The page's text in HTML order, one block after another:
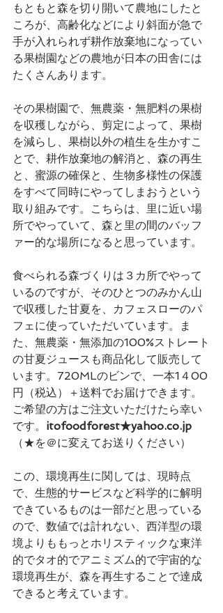
もともと森を切り開いて農地にしたと
ころが、高齢化などにより斜面が急で
手が入れられず耕作放棄地になってい
る果樹園などの農地が日本の田舎には
たくさんあります。
その果樹園で、無農薬・無肥料の果樹
を収穫しながら、剪定によって、果樹
を減らし、果樹以外の植生を生かすこ
とで、耕作放棄地の解消と、森の再生
と、蜜源の確保と、生物多様性の保護
をすべて同時にやってしまおうという
取り組みです。こちらは、里に近い場
所でやっていて、森と里の間のバッフ
ァー的な場所になると思っています。
食べられる森づくりは３カ所でやって
いるのですが、そのひとつのみかん山
で収穫した甘夏を、カフェスローのパ
フェに使っていただいています。ま
た、無農薬・無添加の100%ストレート
の甘夏ジュースも商品化して販売して
います。720MLのビンで、一本1４00
円（税込）＋送料でお届けできます。
ご希望の方はご注文いただけたら幸い
です。 itofoodforest★yahoo.co.jp
（★を＠に変えてお送りください）
この、環境再生に関しては、現時点
で、生態的サービスなど科学的に解明
できているものは一部だと思っている
ので、数値では計れない、西洋型の環
境よりももっとホリスティックな東洋
的でタオ的でアニミズム的で宇宙的な
環境再生が、森を再生することで達成
できると考えています。